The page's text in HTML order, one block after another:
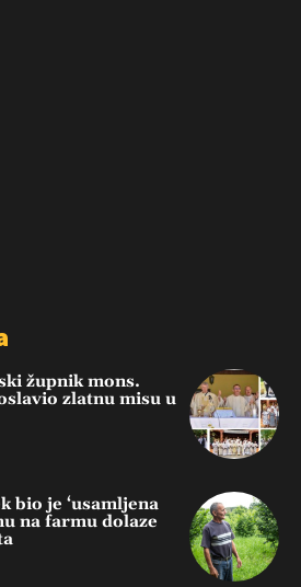
župnik mons.
zlatnu misu u
bio je ‘usamljena
na farmu dolaze